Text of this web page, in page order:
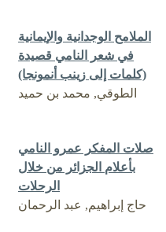
الملامح الوجدانية والإيمانية
في شعر النامي قصيدة
(كلمات إلى زينب أنمونجا)
الطوقي, محمد بن حميد
صلات المفكر عمرو النامي
بأعلام الجزائر من خلال
الرحلات
حاج إبراهيم, عبد الرحمان